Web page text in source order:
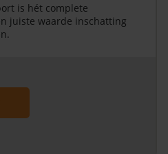
is hét complete
juiste waarde inschatting